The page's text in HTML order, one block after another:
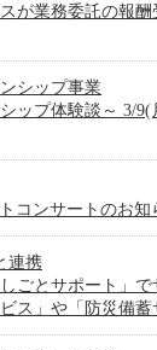
が業務委託の報酬
シップ事業
ップ体験談～ 3/9(
コンサートのお知
連携
ごとサポート」
ス」や「防災備